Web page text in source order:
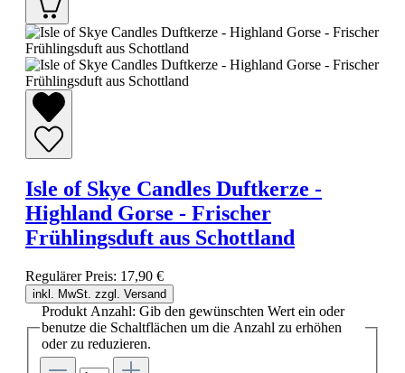
Isle of Skye Candles Duftkerze -
Highland Gorse - Frischer
Frühlingsduft aus Schottland
Regulärer Preis: 17,90 €
inkl. MwSt. zzgl. Versand
Produkt Anzahl: Gib den gewünschten Wert ein oder
benutze die Schaltflächen um die Anzahl zu erhöhen
oder zu reduzieren.